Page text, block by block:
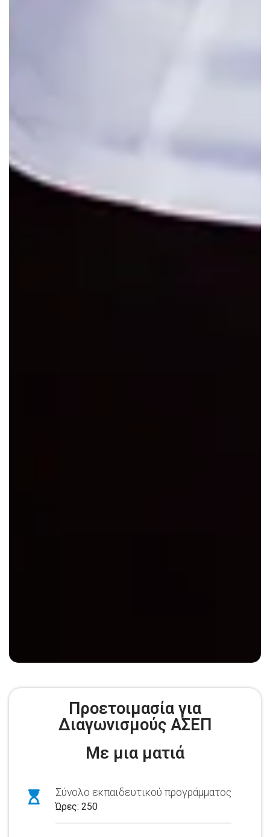
Προετοιμασία για
Διαγωνισμούς ΑΣΕΠ
Με μια ματιά
Σύνολο εκπαιδευτικού προγράμματος
Ώρες: 250